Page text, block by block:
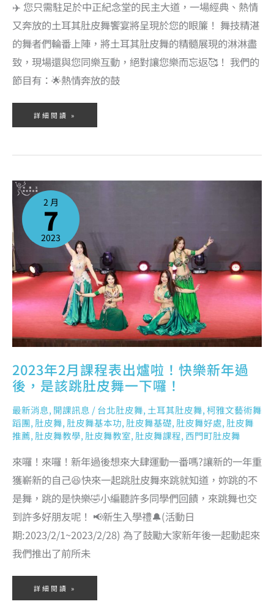
✈️ 您只需駐足於中正紀念堂的民主大道，一場經典、熱情
又奔放的土耳其肚皮舞饗宴將呈現於您的眼簾！ 舞技精湛
的舞者們輪番上陣，將土耳其肚皮舞的精髓展現的淋淋盡
致，現場還與您同樂互動，絕對讓您樂而忘返🥰！ 我們的
節目有：🌟熱情奔放的鼓
詳細閱讀 »
2 月
7
2023
2023年2月課程表出爐啦！快樂新年過
後，是該跳肚皮舞一下囉！
最新消息, 開課訊息 /台北肚皮舞, 土耳其肚皮舞,柯雅文藝術舞
蹈團, 肚皮舞, 肚皮舞基本功, 肚皮舞基礎, 肚皮舞好處, 肚皮舞
推薦, 肚皮舞教學, 肚皮舞教室, 肚皮舞課程, 西門町肚皮舞
來囉！來囉！新年過後想來大肆運動一番嗎?讓新的一年重
獲嶄新的自己😆快來一起跳肚皮舞來跳就知道，妳跳的不
是舞，跳的是快樂🤣小編聽許多同學們回饋，來跳舞也交
到許多好朋友呢！ 📢新生入學禮🔔(活動日
期:2023/2/1~2023/2/28) 為了鼓勵大家新年後一起動起來
我們推出了前所未
2023
年
2
啦！
快
年
過
後，
是
該
跳
肚
皮
舞
一
下
囉！
詳細閱讀 »